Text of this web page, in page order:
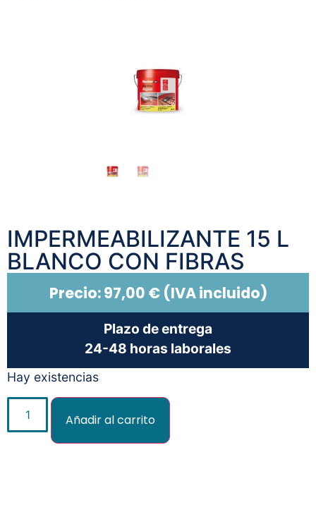
IMPERMEABILIZANTE 15 L
BLANCO CON FIBRAS
Precio:97,00 €(IVA incluido)
Plazo de entrega
24-48 horas laborales
Hay existencias
Añadir al carrito